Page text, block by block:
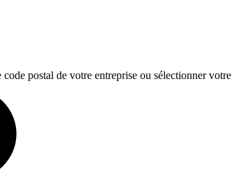
postal de votre entreprise ou sélectionner votre